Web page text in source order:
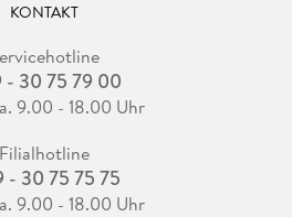
KONTAKT
- 30 75 79 00
9.00 - 18.00 Uhr
Filialhotline
- 30 75 75 75
9.00 - 18.00 Uhr